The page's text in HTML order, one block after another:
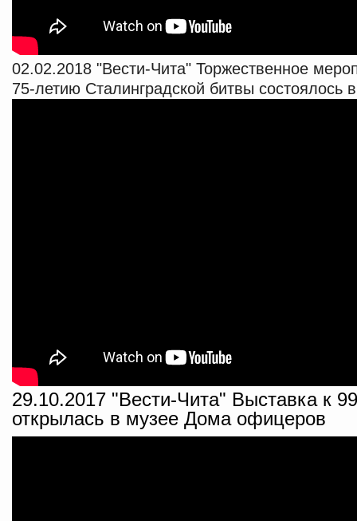
02.02.2018 "Вести-Чита" Торжественное
75-летию Сталинградской битвы состоялось
29.10.2017 "Вести-Чита" Выставка к
открылась в музее Дома офицеров